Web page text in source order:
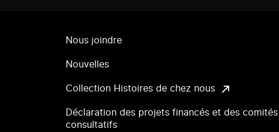
Nous joindre
Nouvelles
Collection Histoires de chez nous
Déclaration des projets financés et des comités
consultatifs